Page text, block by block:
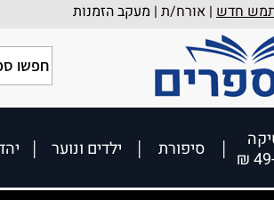
חדש | אורח/ת | מעקב הזמנות
סיפורת ילדים ונוער